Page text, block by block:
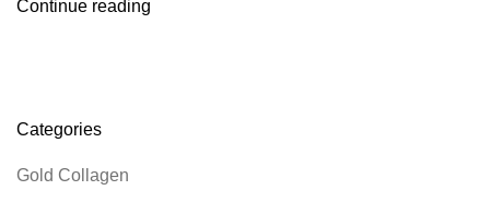
Continue reading
Categories
Gold Collagen